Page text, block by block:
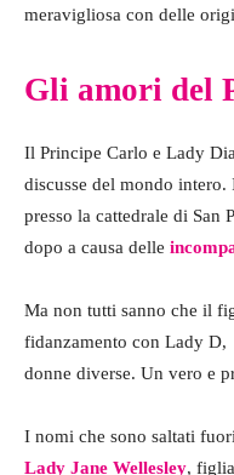
meravigliosa con delle
Gli amori del
Il Principe Carlo e Lady
discusse del mondo
presso la cattedrale di San
dopo a causa delle
Ma non tutti sanno che il
fidanzamento con Lady
donne diverse. Un vero e
I nomi che sono saltati
Lady Jane Wellesley,